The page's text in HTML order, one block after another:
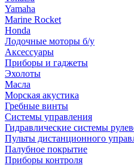
Yamaha
Marine Rocket
Honda
Лодочные моторы б/у
Аксессуары
Приборы и гаджеты
Эхолоты
Масла
Морская акустика
Гребные винты
Системы управления
Гидравлические системы
Пульты дистанционного
Палубное покрытие
Приборы контроля